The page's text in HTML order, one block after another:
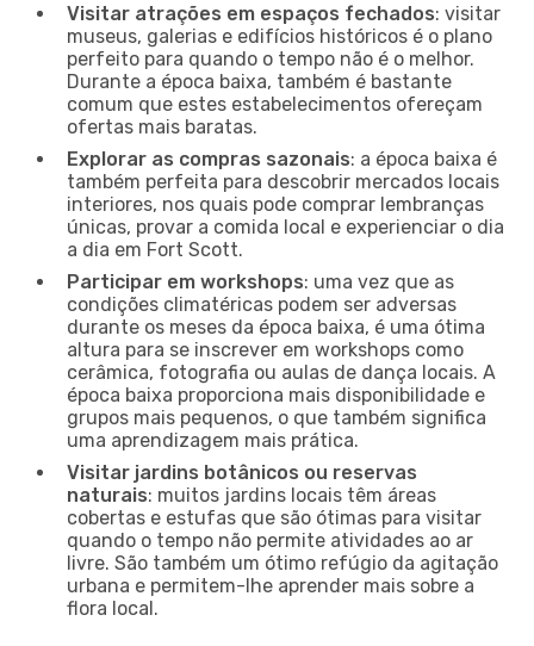
Visitar atrações em espaços fechados: visitar
museus, galerias e edifícios históricos é o plano
perfeito para quando o tempo não é o melhor.
Durante a época baixa, também é bastante
comum que estes estabelecimentos ofereçam
ofertas mais baratas.
Explorar as compras sazonais: a época baixa é
também perfeita para descobrir mercados locais
interiores, nos quais pode comprar lembranças
únicas, provar a comida local e experienciar o dia
a dia em Fort Scott.
Participar em workshops: uma vez que as
condições climatéricas podem ser adversas
durante os meses da época baixa, é uma ótima
altura para se inscrever em workshops como
cerâmica, fotografia ou aulas de dança locais. A
época baixa proporciona mais disponibilidade e
grupos mais pequenos, o que também significa
uma aprendizagem mais prática.
Visitar jardins botânicos ou reservas
naturais: muitos jardins locais têm áreas
cobertas e estufas que são ótimas para visitar
quando o tempo não permite atividades ao ar
livre. São também um ótimo refúgio da agitação
urbana e permitem-lhe aprender mais sobre a
flora local.